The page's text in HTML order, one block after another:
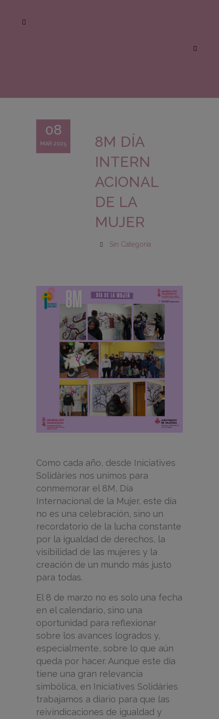
08
MAR 2025
8M DÍA
INTERN
ACIONAL
DE LA
MUJER
Sin Categoría
Como cada año, desde Iniciatives
Solidàries nos unimos para
conmemorar el 8M, Día
Internacional de la Mujer, este día
no es una celebración, sino un
recordatorio de la lucha constante
por la igualdad de derechos, la
visibilidad de las mujeres y la
creación de un mundo más justo
para todas.
El 8 de marzo no es solo una fecha
en el calendario, sino una
oportunidad para reflexionar
sobre los avances logrados y,
especialmente, sobre lo que aún
queda por hacer. Aunque este día
tiene una gran relevancia
simbólica, en Iniciatives Solidàries
trabajamos a diario para que las
reivindicaciones de igualdad y